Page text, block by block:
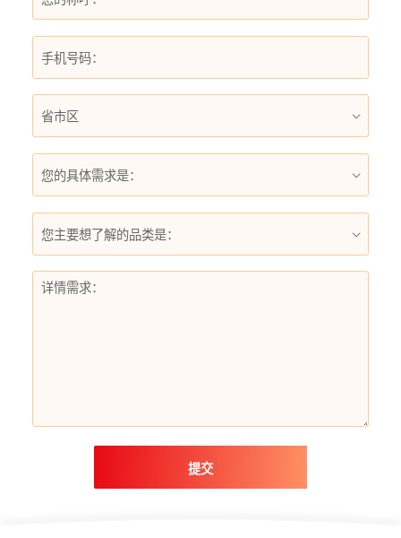
您的具体需求是：
您主要想了解的品类是：
提交